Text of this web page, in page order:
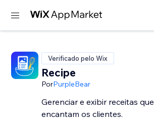
Verificado pelo Wix
Recipe
PorPurpleBear
Gerenciar e exibir receitas que
encantam os clientes.